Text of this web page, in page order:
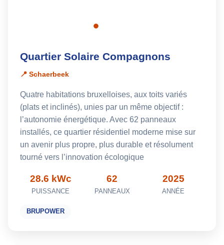
Quartier Solaire Compagnons
📍 Schaerbeek
Quatre habitations bruxelloises, aux toits variés
(plats et inclinés), unies par un même objectif :
l’autonomie énergétique. Avec 62 panneaux
installés, ce quartier résidentiel moderne mise sur
un avenir plus propre, plus durable et résolument
tourné vers l’innovation écologique
28.6 kWc
PUISSANCE
62
PANNEAUX
2025
ANNÉE
BRUPOWER